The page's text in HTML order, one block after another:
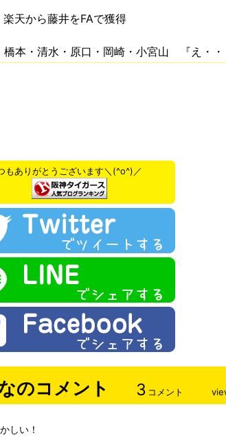
から藤井をFAで獲得
橋本・清水・原口・岡崎・小宮山 『え・・
もありがとうございます＼(^o^)／
のコメント 3 コメント
しい！